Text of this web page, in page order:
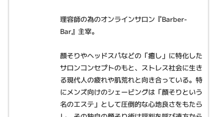
理容師の為のオンラインサロン『Barber-
Bar』主宰。
顔そりやヘッドスパなどの「癒し」に特化した
サロンコンセプトのもと、ストレス社会に生き
る現代人の疲れや肌荒れと向き合っている。特
にメンズ向けのシェービングは「顔そりという
名のエステ」として圧倒的な心地良さをもたら